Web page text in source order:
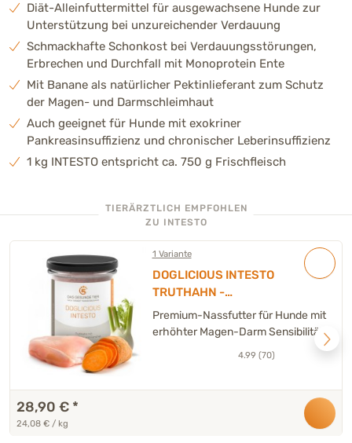
Diät-Alleinfuttermittel für ausgewachsene Hunde zur
Unterstützung bei unzureichender Verdauung
Schmackhafte Schonkost bei Verdauungsstörungen,
Erbrechen und Durchfall mit Monoprotein Ente
Mit Banane als natürlicher Pektinlieferant zum Schutz
der Magen- und Darmschleimhaut
Auch geeignet für Hunde mit exokriner
Pankreasinsuffizienz und chronischer Leberinsuffizienz
1 kg INTESTO entspricht ca. 750 g Frischfleisch
TIERÄRZTLICH EMPFOHLEN
ZU INTESTO
1 Variante
DOGLICIOUS INTESTO
TRUTHAHN -
Spezialnassfutter für Hunde
mit Truthahn, Süßkartoffel &
Premium-Nassfutter für Hunde mit
erhöhter Magen-Darm Sensibilität
4.99 (70)
28,90 € *
24,08 € / kg